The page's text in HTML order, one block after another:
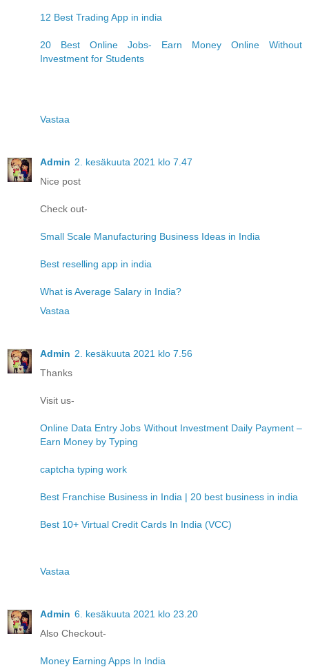
12 Best Trading App in india
20 Best Online Jobs- Earn Money Online Without
Investment for Students
Vastaa
Admin 2. kesäkuuta 2021 klo 7.47
Nice post
Check out-
Small Scale Manufacturing Business Ideas in India
Best reselling app in india
What is Average Salary in India?
Vastaa
Admin 2. kesäkuuta 2021 klo 7.56
Thanks
Visit us-
Online Data Entry Jobs Without Investment Daily Payment –
Earn Money by Typing
captcha typing work
Best Franchise Business in India | 20 best business in india
Best 10+ Virtual Credit Cards In India (VCC)
Vastaa
Admin 6. kesäkuuta 2021 klo 23.20
Also Checkout-
Money Earning Apps In India